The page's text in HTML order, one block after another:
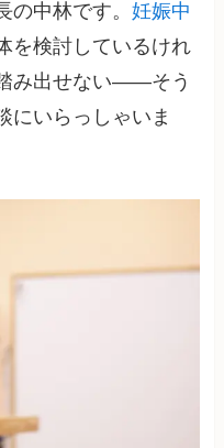
の中林です。妊娠中
を検討しているけれ
み出せない——そう
にいらっしゃいま